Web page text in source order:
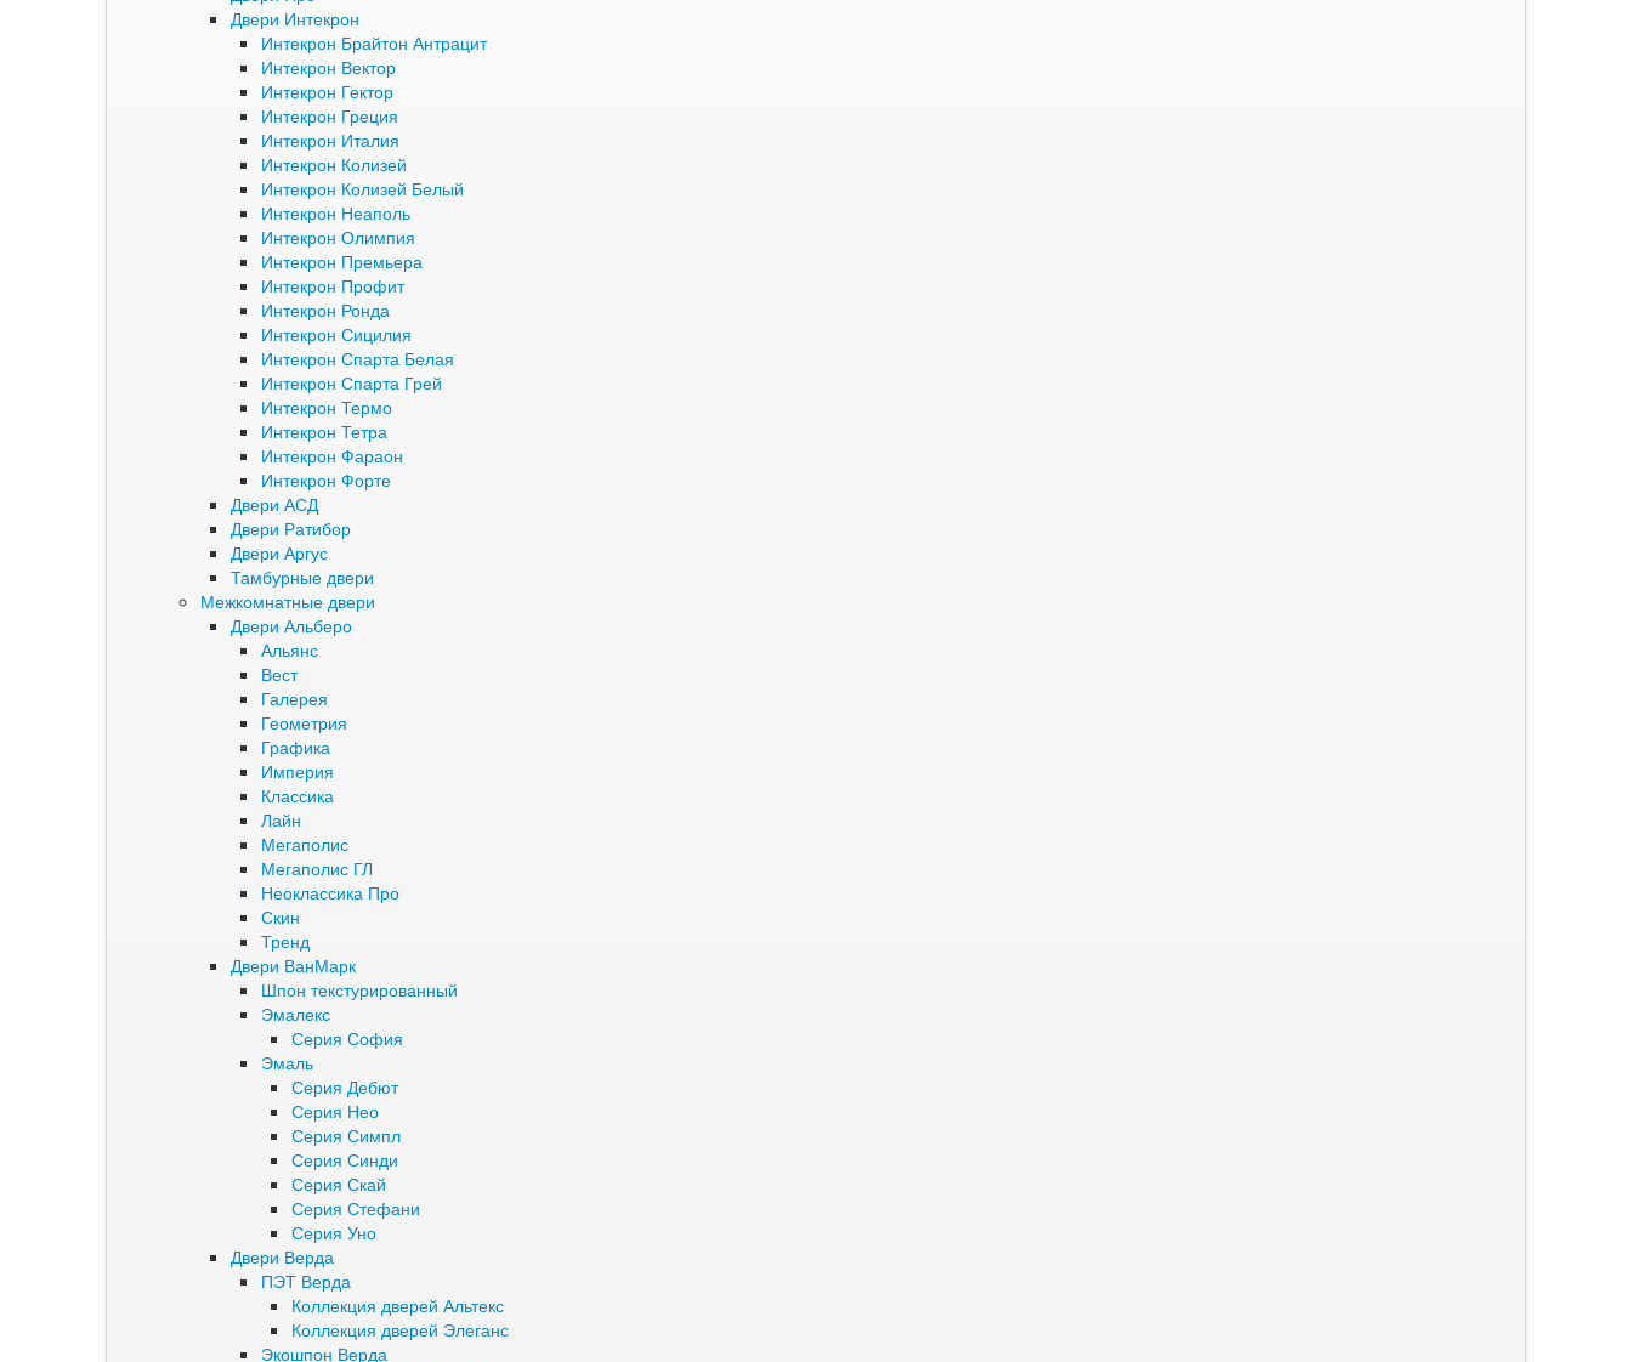
Двери Интекрон
Интекрон Брайтон Антрацит
Интекрон Вектор
Интекрон Гектор
Интекрон Греция
Интекрон Италия
Интекрон Колизей
Интекрон Колизей Белый
Интекрон Неаполь
Интекрон Олимпия
Интекрон Премьера
Интекрон Профит
Интекрон Ронда
Интекрон Сицилия
Интекрон Спарта Белая
Интекрон Спарта Грей
Интекрон Термо
Интекрон Тетра
Интекрон Фараон
Интекрон Форте
Двери АСД
Двери Ратибор
Двери Аргус
Тамбурные двери
Межкомнатные двери
Двери Альберо
Альянс
Вест
Галерея
Геометрия
Графика
Империя
Классика
Лайн
Мегаполис
Мегаполис ГЛ
Неоклассика Про
Скин
Тренд
Двери ВанМарк
Шпон текстурированный
Эмалекс
Серия София
Эмаль
Серия Дебют
Серия Нео
Серия Симпл
Серия Синди
Серия Скай
Серия Стефани
Серия Уно
Двери Верда
ПЭТ Верда
Коллекция дверей Альтекс
Коллекция дверей Элеганс
Экошпон Верда